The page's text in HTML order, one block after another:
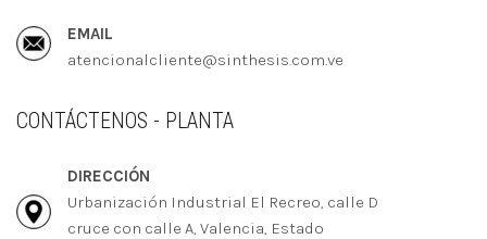
EMAIL
atencionalcliente@sinthesis.com.ve
CONTÁCTENOS - PLANTA
DIRECCIÓN
Urbanización Industrial El Recreo, calle D
cruce con calle A, Valencia, Estado